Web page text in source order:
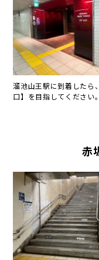
溜池山王駅に到着したら
口】を目指してください。
赤